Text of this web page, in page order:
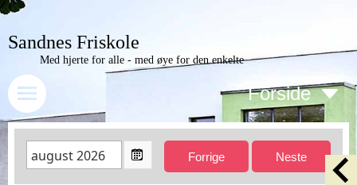
Sandnes Friskole
Med hjerte for alle - med øye for den enkelte
Forside